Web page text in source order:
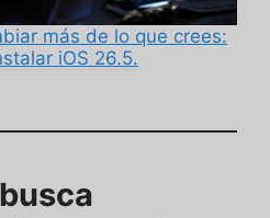
más de lo que crees:
iOS 26.5.